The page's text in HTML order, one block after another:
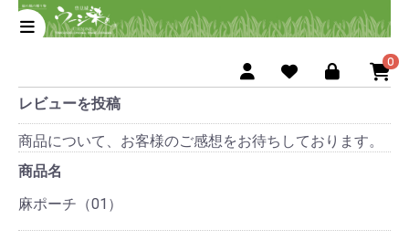
0
レビューを投稿
商品について、お客様のご感想をお待ちしております。
商品名
麻ポーチ（01）